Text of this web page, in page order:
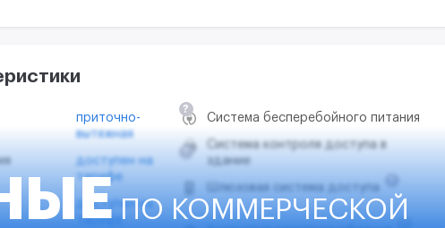
ПО КОММЕРЧЕСКОЙ
приточно-
вытяжная
?
доступен на
тарифе
доступен на
тарифе
Система бесперебойного питания
Система контроля доступа в
здание
Шлюзовая система доступа